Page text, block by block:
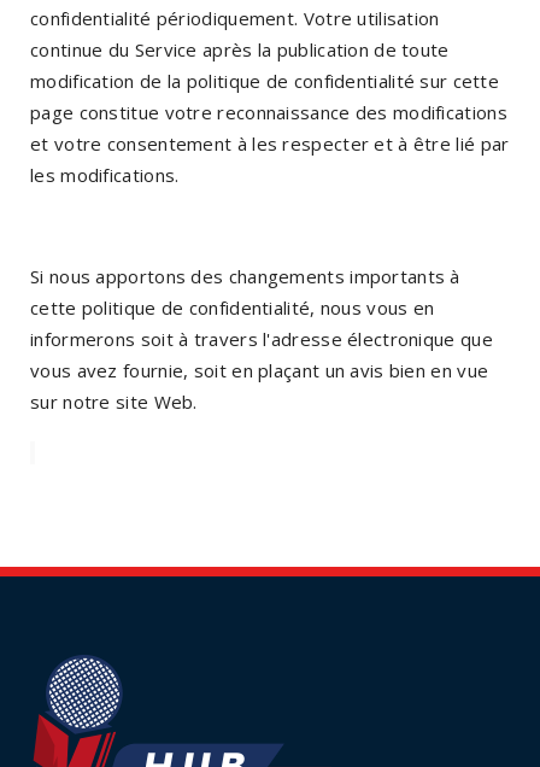
confidentialité périodiquement. Votre utilisation
continue du Service après la publication de toute
modification de la politique de confidentialité sur cette
page constitue votre reconnaissance des modifications
et votre consentement à les respecter et à être lié par
les modifications.
Si nous apportons des changements importants à
cette politique de confidentialité, nous vous en
informerons soit à travers l'adresse électronique que
vous avez fournie, soit en plaçant un avis bien en vue
sur notre site Web.